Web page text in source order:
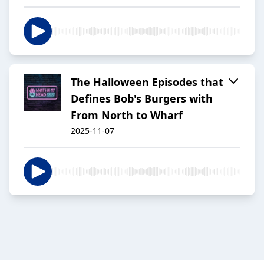
The Halloween Episodes that
Defines Bob's Burgers with
From North to Wharf
2025-11-07